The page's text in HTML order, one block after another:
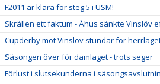
F2011 är klara för steg 5 i USM!
Skrällen ett faktum - Åhus sänkte Vinslöv
Cupderby mot Vinslöv stundar för
Säsongen över för damlaget - trots seger
Förlust i slutsekunderna i